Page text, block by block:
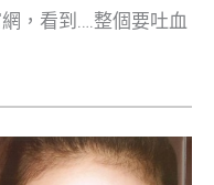
，看到….整個要吐血